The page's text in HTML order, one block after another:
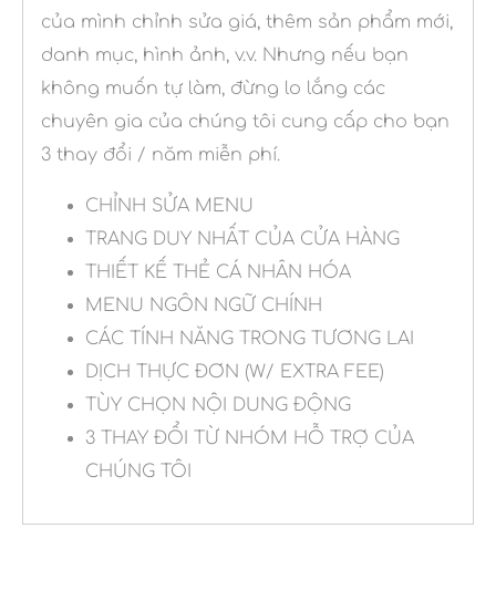
của mình chỉnh sửa giá, thêm sản phẩm mới,
danh mục, hình ảnh, v.v. Nhưng nếu bạn
không muốn tự làm, đừng lo lắng các
chuyên gia của chúng tôi cung cấp cho bạn
3 thay đổi / năm miễn phí.
CHỈNH SỬA MENU
TRANG DUY NHẤT CỦA CỬA HÀNG
THIẾT KẾ THẺ CÁ NHÂN HÓA
MENU NGÔN NGỮ CHÍNH
CÁC TÍNH NĂNG TRONG TƯƠNG LAI
DỊCH THỰC ĐƠN (W/ EXTRA FEE)
TÙY CHỌN NỘI DUNG ĐỘNG
3 THAY ĐỔI TỪ NHÓM HỖ TRỢ CỦA
CHÚNG TÔI